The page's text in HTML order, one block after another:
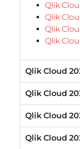
Qlik
Qlik
Qlik
Qlik
Qlik Cloud
Qlik Cloud
Qlik Cloud
Qlik Cloud